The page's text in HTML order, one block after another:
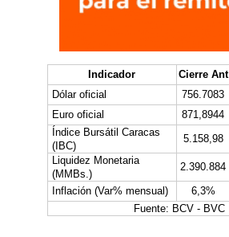
Indicador Cierre Ant
Dólar oficial
756.7083
Euro oficial
871,8944
Índice Bursátil Caracas
(IBC)
5.158,98
Liquidez Monetaria
(MMBs.)
2.390.884
Inflación (Var% mensual)
6,3%
Fuente: BCV - BVC